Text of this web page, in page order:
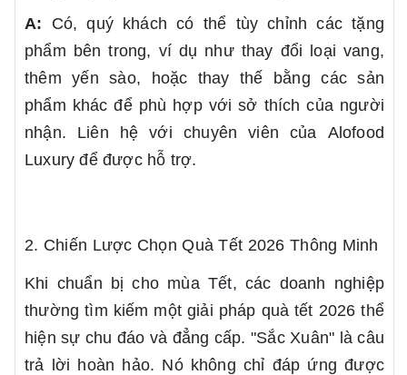
A: Có, quý khách có thể tùy chỉnh các tặng
phẩm bên trong, ví dụ như thay đổi loại vang,
thêm yến sào, hoặc thay thế bằng các sản
phẩm khác để phù hợp với sở thích của người
nhận. Liên hệ với chuyên viên của Alofood
Luxury để được hỗ trợ.
2. Chiến Lược Chọn Quà Tết 2026 Thông Minh
Khi chuẩn bị cho mùa Tết, các doanh nghiệp
thường tìm kiếm một giải pháp quà tết 2026 thể
hiện sự chu đáo và đẳng cấp. "Sắc Xuân" là câu
trả lời hoàn hảo. Nó không chỉ đáp ứng được